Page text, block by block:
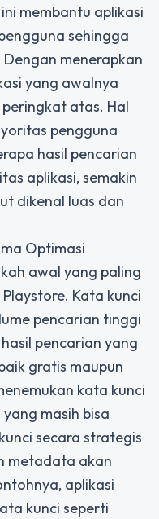
membantu aplikasi
sehingga
menerapkan
yang awalnya
atas. Hal
pengguna
hasil pencarian
aplikasi, semakin
dikenal luas dan
Optimasi
awal yang paling
Kata kunci
pencarian tinggi
pencarian yang
gratis maupun
kata kunci
masih bisa
secara strategis
metadata akan
aplikasi
kunci seperti